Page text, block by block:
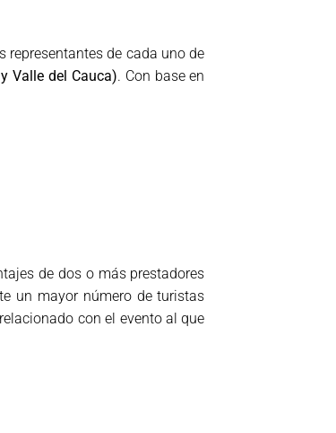
representantes de cada uno de
Valle del Cauca). Con base en
de dos o más prestadores
un mayor número de turistas
con el evento al que